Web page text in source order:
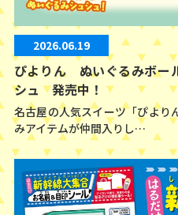
2026.06.19
ぴよりん ぬいぐるみボー
シュ 発売中！
名古屋の人気スイーツ「ぴより
みアイテムが仲間入りし…